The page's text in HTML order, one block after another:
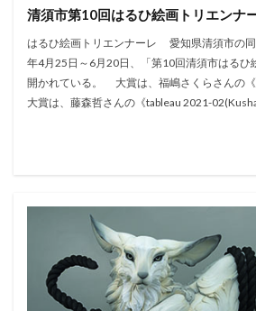
清須市第10回はるひ絵画トリエンナ
はるひ絵画トリエンナーレ 愛知県清須市の
年4月25日～6月20日、「第10回清須市はるひ
開かれている。 大賞は、福嶋さくらさんの
大賞は、藤森哲さんの《tableau 2021-